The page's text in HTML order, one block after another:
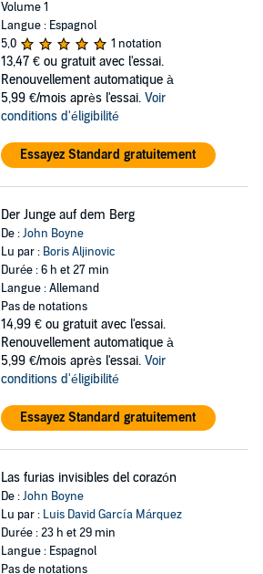
Volume 1
Langue : Espagnol
5,0
1 notation
13,47 € ou gratuit avec l'essai.
Renouvellement automatique à
5,99 €/mois après l'essai. Voir
conditions d'éligibilité
Essayez Standard gratuitement
Der Junge auf dem Berg
De :John Boyne
Lu par : Boris Aljinovic
Durée : 6 h et 27 min
Langue : Allemand
Pas de notations
14,99 € ou gratuit avec l'essai.
Renouvellement automatique à
5,99 €/mois après l'essai. Voir
conditions d'éligibilité
Essayez Standard gratuitement
Las furias invisibles del corazón
De :John Boyne
Lu par : Luis David García Márquez
Durée : 23 h et 29 min
Langue : Espagnol
Pas de notations